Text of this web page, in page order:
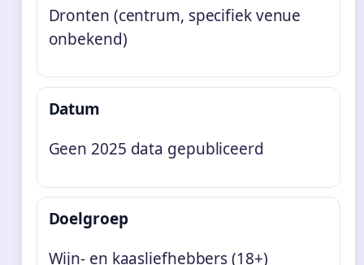
Dronten (centrum, specifiek venue
onbekend)
Datum
Geen 2025 data gepubliceerd
Doelgroep
Wijn- en kaasliefhebbers (18+)